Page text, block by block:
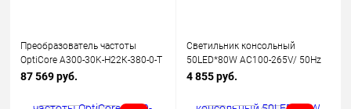
Преобразователь частоты
OptiCore A300-30K-Н22К-380-0-Т
КЭАЗ 342664
87 569 руб.
Светильник консольный
50LED*80W AC100-265V/ 50Hz
SP2923 цвет серый (IP65),
4 855 руб.